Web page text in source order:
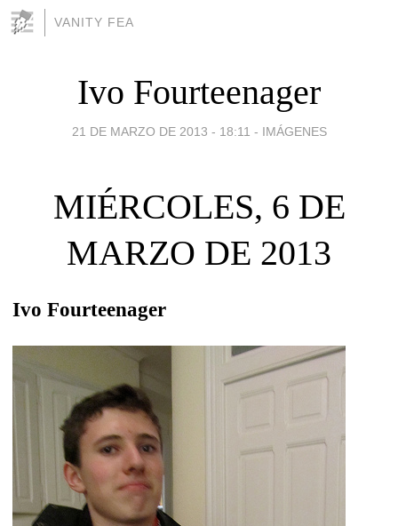
VANITY FEA
Ivo Fourteenager
21 DE MARZO DE 2013 - 18:11 - IMÁGENES
MIÉRCOLES, 6 DE
MARZO DE 2013
Ivo Fourteenager